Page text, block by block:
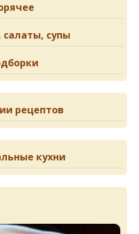
салаты, супы
рецептов
кухни